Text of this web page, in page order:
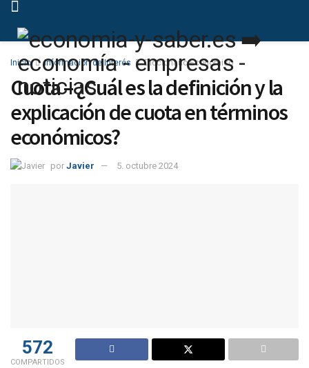
Inicio Información de Interés Diccionario Económico
Cuota – ¿Cuál es la definición y la
explicación de cuota en términos
económicos?
por Javier 5. octubre 2024
572
COMPARTIDOS